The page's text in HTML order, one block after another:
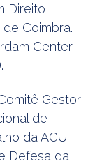
Direito
Coimbra.
Center
Gestor
de
da AGU
Defesa da